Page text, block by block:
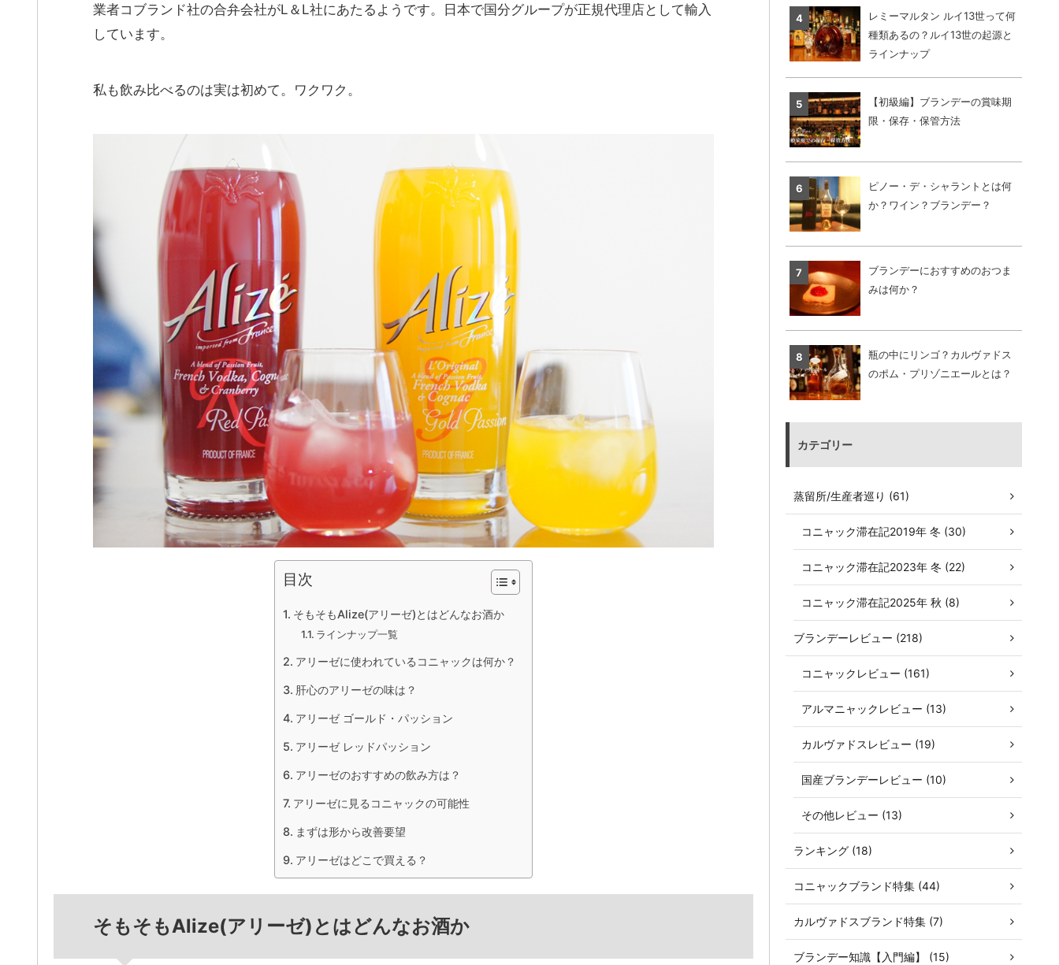
業者コブランド社の合弁会社がL＆L社にあたるようです。日本で国分グループが正規代理店として輸入
しています。
私も飲み比べるのは実は初めて。ワクワク。
目次
そもそもAlize(アリーゼ)とはどんなお酒か
ラインナップ一覧
アリーゼに使われているコニャックは何か？
肝心のアリーゼの味は？
アリーゼ ゴールド・パッション
アリーゼ レッドパッション
アリーゼのおすすめの飲み方は？
アリーゼに見るコニャックの可能性
まずは形から改善要望
アリーゼはどこで買える？
そもそもAlize(アリーゼ)とはどんなお酒か
レミーマルタン ルイ13世って何
種類あるの？ルイ13世の起源と
ラインナップ
【初級編】ブランデーの賞味期
限・保存・保管方法
ピノー・デ・シャラントとは何
か？ワイン？ブランデー？
ブランデーにおすすめのおつま
みは何か？
瓶の中にリンゴ？カルヴァドス
のポム・プリゾニエールとは？
カテゴリー
蒸留所/生産者巡り (61)
コニャック滞在記2019年 冬 (30)
コニャック滞在記2023年 冬 (22)
コニャック滞在記2025年 秋 (8)
ブランデーレビュー (218)
コニャックレビュー (161)
アルマニャックレビュー (13)
カルヴァドスレビュー (19)
国産ブランデーレビュー (10)
その他レビュー (13)
ランキング (18)
コニャックブランド特集 (44)
カルヴァドスブランド特集 (7)
ブランデー知識【入門編】 (15)